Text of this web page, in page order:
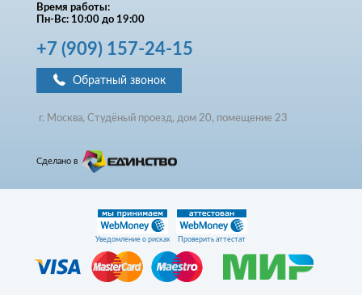
Время работы:
Пн-Вс: 10:00 до 19:00
+7 (909) 157-24-15
Обратный звонок
г. Москва, Студёный проезд, дом 20, помещение 23
Сделано в
Уведомление о рисках Проверить аттестат